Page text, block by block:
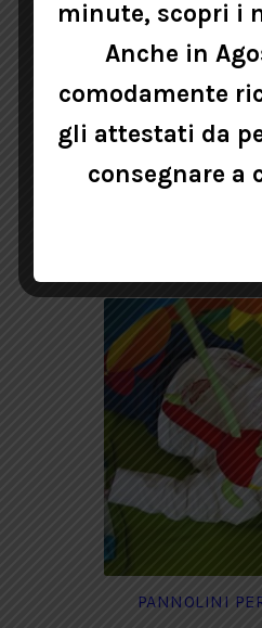
VISITA
50,00
PANNOLINI
minute, scopri i
Anche in
comodamente
gli attestati da
consegnare a